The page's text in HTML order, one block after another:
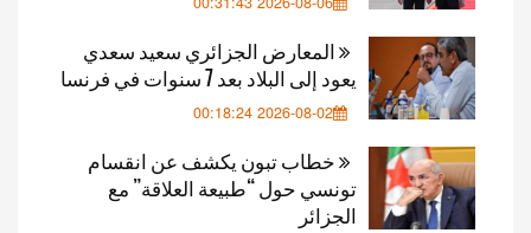
المعارض الجزائري سعيد سعدي
يعود إلى البلاد بعد 7 سنوات في فرنسا
2026-08-02 00:18:24
خطاب تبون يكشف عن انقسام
تونسي حول “طبيعة العلاقة” مع
الجزائر